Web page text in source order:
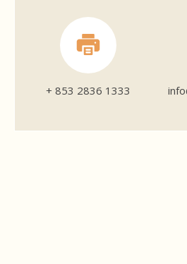
+ 853 2836 1333